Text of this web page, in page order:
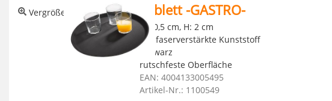
Vergrößerte Ansicht Tablett -GASTRO-
Ø 40,5 cm, H: 2 cm
glasfaserverstärkte Kunststoff
schwarz
rutschfeste Oberfläche
EAN: 4004133005495
Artikel-Nr.: 1100549